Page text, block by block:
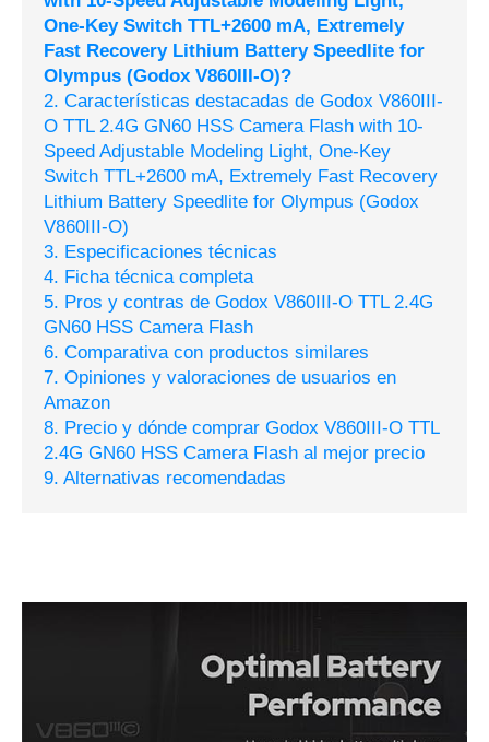
One-Key Switch TTL+2600 mA, Extremely
Fast Recovery Lithium Battery Speedlite for
Olympus (Godox V860III-O)?
2. Características destacadas de Godox V860III-
O TTL 2.4G GN60 HSS Camera Flash with 10-
Speed Adjustable Modeling Light, One-Key
Switch TTL+2600 mA, Extremely Fast Recovery
Lithium Battery Speedlite for Olympus (Godox
V860III-O)
3. Especificaciones técnicas
4. Ficha técnica completa
5. Pros y contras de Godox V860III-O TTL 2.4G
GN60 HSS Camera Flash
6. Comparativa con productos similares
7. Opiniones y valoraciones de usuarios en
Amazon
8. Precio y dónde comprar Godox V860III-O TTL
2.4G GN60 HSS Camera Flash al mejor precio
9. Alternativas recomendadas